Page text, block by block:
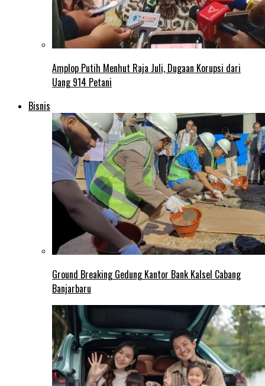
Amplop Putih Menhut Raja Juli, Dugaan Korupsi dari
Uang 914 Petani
Bisnis
Ground Breaking Gedung Kantor Bank Kalsel Cabang
Banjarbaru